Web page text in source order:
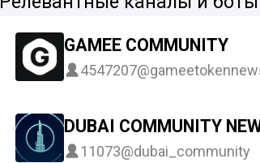
GAMEE COMMUNITY
4547207
DUBAI COMMUNITY
11073@dubai_community